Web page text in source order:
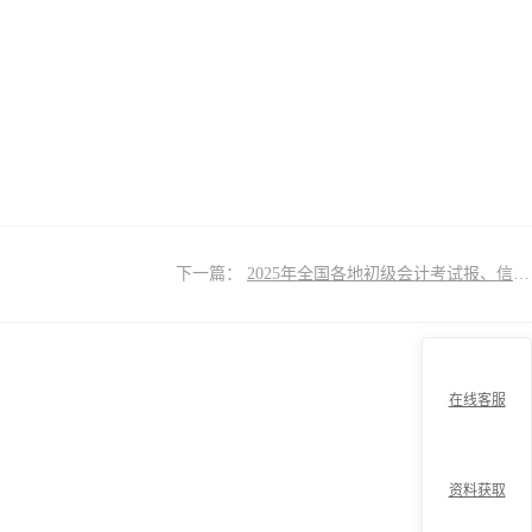
下一篇： 2025年全国各地初级会计考试报、信息采集时间汇总
在线客服
资料获取